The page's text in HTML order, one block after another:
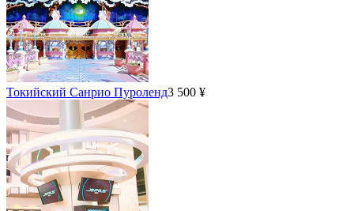
Токийский Санрио Пуроленд3 500 ¥